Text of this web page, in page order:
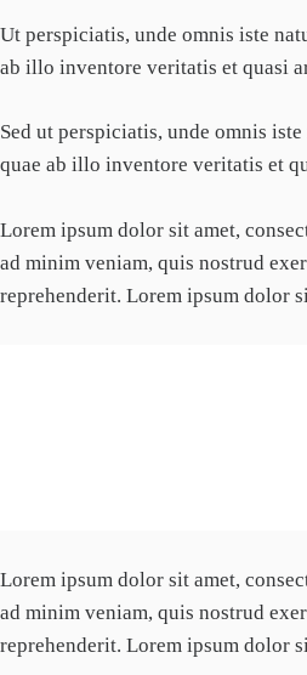
Ut perspiciatis, unde omnis iste
ab illo inventore veritatis et quasi
Sed ut perspiciatis, unde omnis
quae ab illo inventore veritatis et
Lorem ipsum dolor sit amet,
ad minim veniam, quis nostrud
reprehenderit. Lorem ipsum dolor
Lorem ipsum dolor sit amet,
ad minim veniam, quis nostrud
reprehenderit. Lorem ipsum dolor